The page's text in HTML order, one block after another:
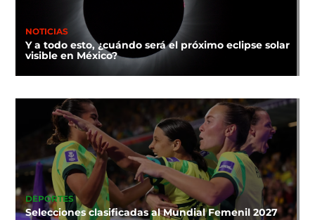
NOTICIAS
Y a todo esto, ¿cuándo será el próximo eclipse solar
visible en México?
DEPORTES
Selecciones clasificadas al Mundial Femenil 2027